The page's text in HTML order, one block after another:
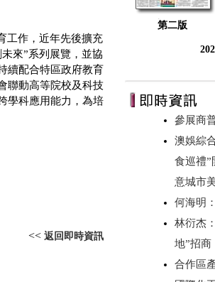
工作，近年先後擴充
來”系列展覽，並協
續配合特區政府教育
聯動高等院校及科技
學科應用能力，為培
<< 返回即時資訊
第二版
參展商
澳娛綜
食巡禮
意城市
何海明
林衍杰
地”招
合作區